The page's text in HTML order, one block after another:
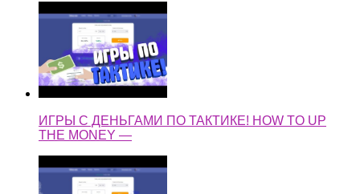
ИГРЫ С ДЕНЬГАМИ ПО ТАКТИКЕ! HOW TO UP
THE MONEY —